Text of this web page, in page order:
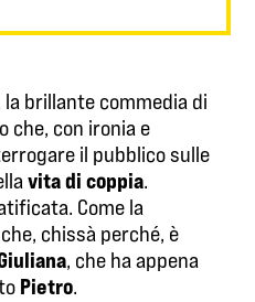
la brillante commedia di
che, con ironia e
il pubblico sulle
vita di coppia.
Come la
chissà perché, è
, che ha appena
Pietro.